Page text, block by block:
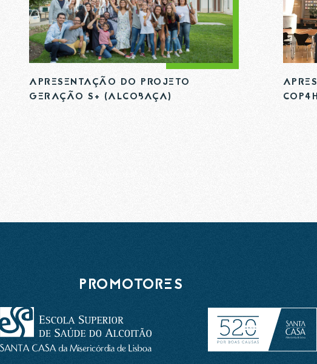
APRESENTAÇÃO DO PROJETO
GERAÇÃO S+ (ALCOBAÇA)
PROMOTORES